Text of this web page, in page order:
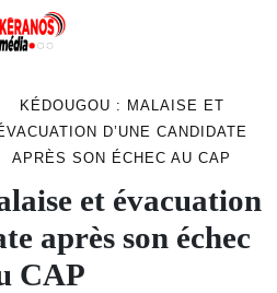
KÉDOUGOU : MALAISE ET
D’UNE CANDIDATE
APRÈS SON ÉCHEC AU CAP
et évacuation
après son échec
CAP